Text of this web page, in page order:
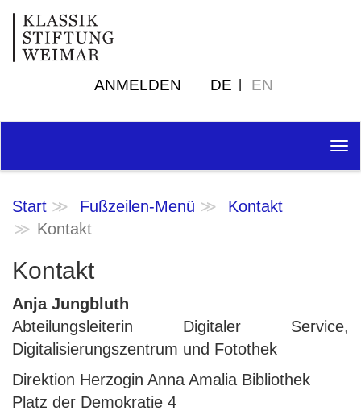
ANMELDEN DE EN
Start Fußzeilen-Menü
Kontakt
Kontakt
Kontakt
Anja Jungbluth
Abteilungsleiterin Digitaler Service,
Digitalisierungszentrum und Fotothek
Direktion Herzogin Anna Amalia Bibliothek
Platz der Demokratie 4